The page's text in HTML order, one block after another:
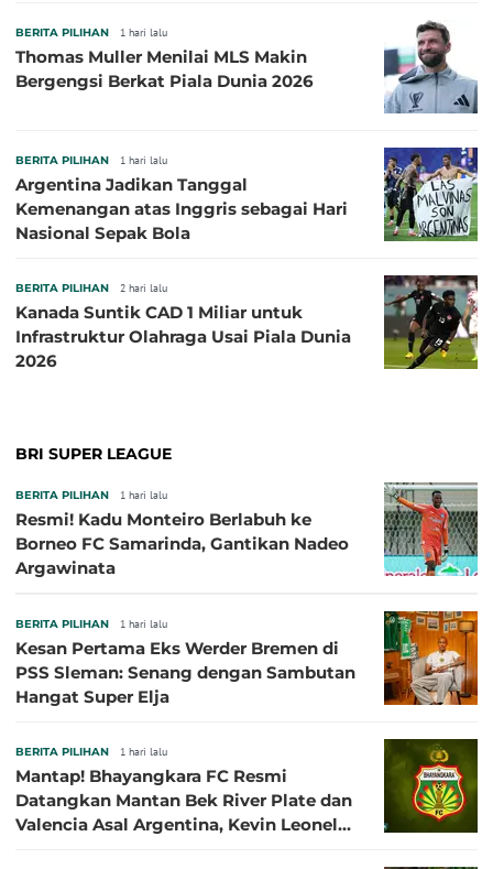
BERITA PILIHAN 1 hari lalu
Thomas Muller Menilai MLS Makin
Bergengsi Berkat Piala Dunia 2026
BERITA PILIHAN 1 hari lalu
Argentina Jadikan Tanggal
Kemenangan atas Inggris sebagai Hari
Nasional Sepak Bola
BERITA PILIHAN 2 hari lalu
Kanada Suntik CAD 1 Miliar untuk
Infrastruktur Olahraga Usai Piala Dunia
2026
BRI SUPER LEAGUE
BERITA PILIHAN 1 hari lalu
Resmi! Kadu Monteiro Berlabuh ke
Borneo FC Samarinda, Gantikan Nadeo
Argawinata
BERITA PILIHAN 1 hari lalu
Kesan Pertama Eks Werder Bremen di
PSS Sleman: Senang dengan Sambutan
Hangat Super Elja
BERITA PILIHAN 1 hari lalu
Mantap! Bhayangkara FC Resmi
Datangkan Mantan Bek River Plate dan
Valencia Asal Argentina, Kevin Leonel